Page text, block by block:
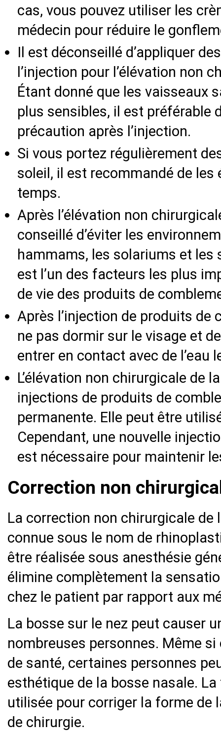
cas, vous pouvez utiliser les
médecin pour réduire le
Il est déconseillé d’appliquer
l’injection pour l’élévation non
Étant donné que les vaisseaux
plus sensibles, il est préférable
précaution après l’injection.
Si vous portez régulièrement
soleil, il est recommandé de
temps.
Après l’élévation non
conseillé d’éviter les
hammams, les solariums et les
est l’un des facteurs les plus
de vie des produits de
Après l’injection de produits
ne pas dormir sur le visage et
entrer en contact avec de l’eau
L’élévation non chirurgicale de
injections de produits de
permanente. Elle peut être
Cependant, une nouvelle
est nécessaire pour maintenir
Correction non
La correction non chirurgicale de
connue sous le nom de
être réalisée sous anesthésie
élimine complètement la
chez le patient par rapport aux
La bosse sur le nez peut causer
nombreuses personnes. Même
de santé, certaines personnes
esthétique de la bosse nasale.
utilisée pour corriger la forme de
de chirurgie.